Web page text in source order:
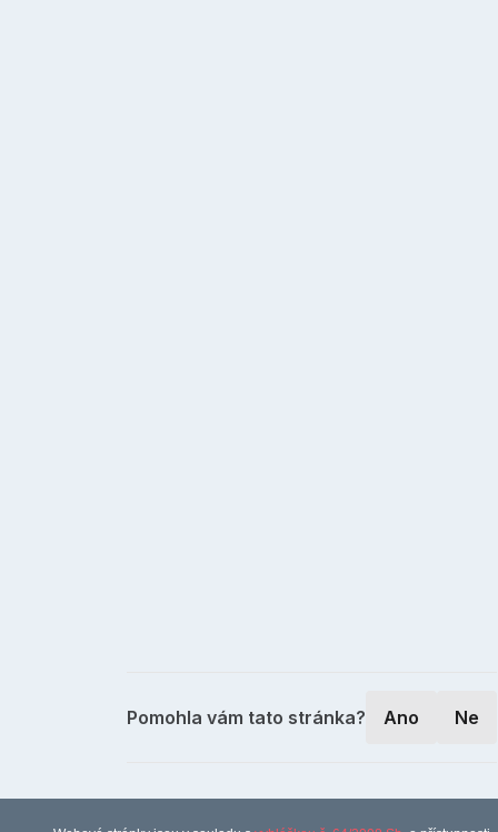
Pomohla vám tato stránka? Ano Ne